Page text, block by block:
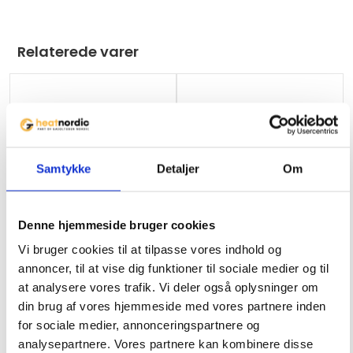
Samtykke Detaljer Om
Denne hjemmeside bruger cookies
Vi bruger cookies til at tilpasse vores indhold og
annoncer, til at vise dig funktioner til sociale medier og til
at analysere vores trafik. Vi deler også oplysninger om
din brug af vores hjemmeside med vores partnere inden
for sociale medier, annonceringspartnere og
analysepartnere. Vores partnere kan kombinere disse
Relaterede varer
Ikke på lager
Gasgrill Sahara Performer 3
brænder
3919kr.
Ikke på lager
Gasgrill Sahara Mini-BBQ,
Gasgrill Helle